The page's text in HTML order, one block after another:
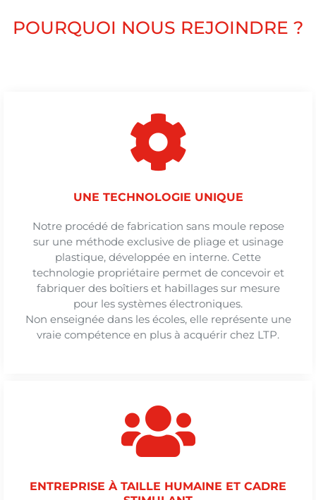
POURQUOI NOUS REJOINDRE ?
UNE TECHNOLOGIE UNIQUE
Notre procédé de fabrication sans moule repose
sur une méthode exclusive de pliage et usinage
plastique, développée en interne. Cette
technologie propriétaire permet de concevoir et
fabriquer des boîtiers et habillages sur mesure
pour les systèmes électroniques.
Non enseignée dans les écoles, elle représente une
vraie compétence en plus à acquérir chez LTP.
ENTREPRISE À TAILLE HUMAINE ET CADRE